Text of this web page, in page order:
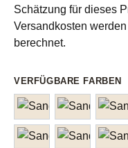
Schätzung für dieses
Versandkosten
berechnet.
Farbeauswählen
VERFÜGBARE FARBEN